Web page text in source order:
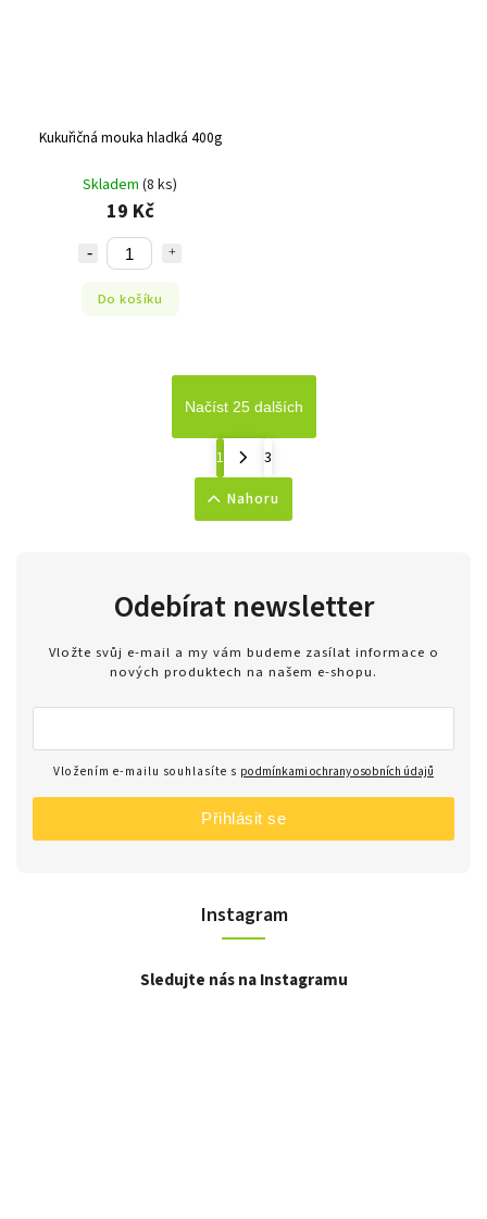
Kukuřičná mouka hladká 400g
Skladem (8 ks)
19 Kč
Do košíku
Načíst 25 dalších
1
3
Nahoru
Instagram
Sledujte nás na Instagramu
Odebírat newsletter
Vložte svůj e-mail a my vám budeme zasílat informace o
nových produktech na našem e-shopu.
Vložením e-mailu souhlasíte s podmínkami ochrany osobních údajů
Přihlásit se